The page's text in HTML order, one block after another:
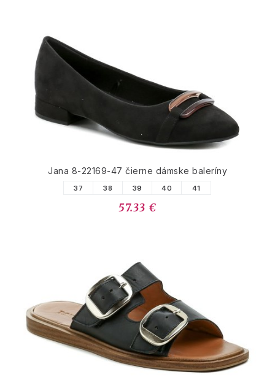
Jana 8-22169-47 čierne dámske baleríny
37 38 39 40 41
57.33 €